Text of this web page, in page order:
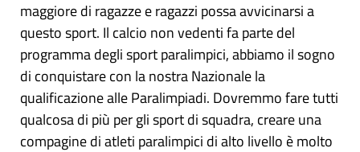
maggiore di ragazze e ragazzi possa avvicinarsi a
questo sport. Il calcio non vedenti fa parte del
programma degli sport paralimpici, abbiamo il sogno
di conquistare con la nostra Nazionale la
qualificazione alle Paralimpiadi. Dovremmo fare tutti
qualcosa di più per gli sport di squadra, creare una
compagine di atleti paralimpici di alto livello è molto